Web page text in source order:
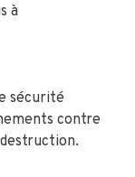
à
sécurité
contre